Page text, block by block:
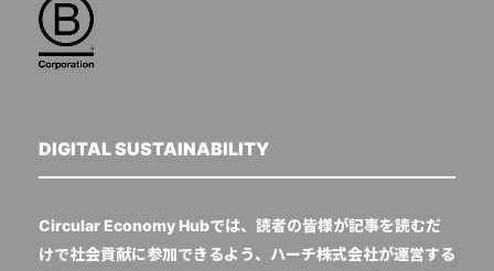
DIGITAL SUSTAINABILITY
Circular Economy Hubでは、読者の皆様が記事を読むだ
けで社会貢献に参加できるよう、ハーチ株式会社が運営する